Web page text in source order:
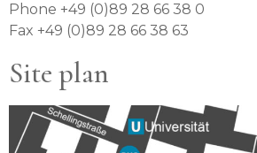
Phone +49 (0)89 28 66 38 0
Fax +49 (0)89 28 66 38 63
Site plan